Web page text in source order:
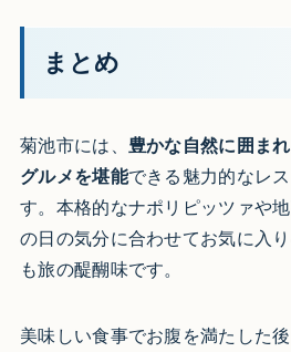
まとめ
菊池市には、 豊かな自然に囲ま
グルメを堪能できる魅力的なレ
す。本格的なナポリピッツァや
の日の気分に合わせてお気に入
も旅の醍醐味です。
美味しい食事でお腹を満たした